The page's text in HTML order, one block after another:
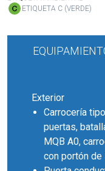
ETIQUETA C (VERDE)
Exterior
Carrocería
puertas,
MQB A0,
con portón de